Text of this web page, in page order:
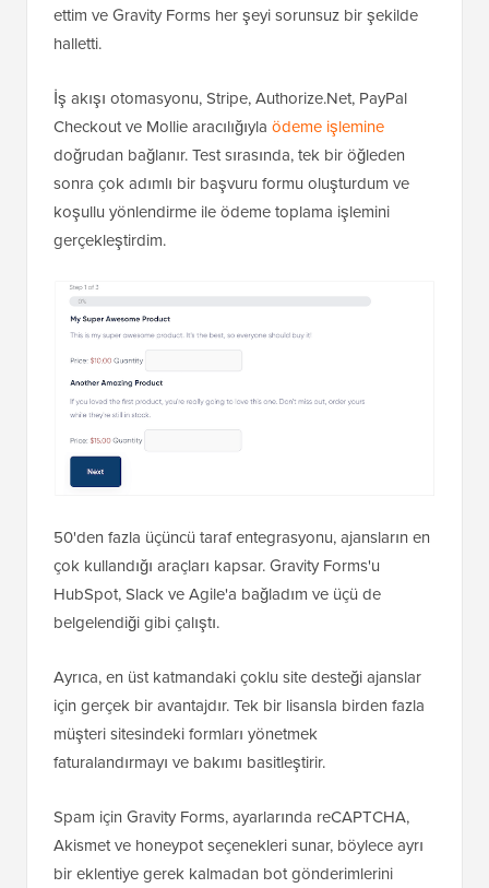
ettim ve Gravity Forms her şeyi sorunsuz bir şekilde
halletti.
İş akışı otomasyonu, Stripe, Authorize.Net, PayPal
Checkout ve Mollie aracılığıyla ödeme işlemine
doğrudan bağlanır. Test sırasında, tek bir öğleden
sonra çok adımlı bir başvuru formu oluşturdum ve
koşullu yönlendirme ile ödeme toplama işlemini
gerçekleştirdim.
50'den fazla üçüncü taraf entegrasyonu, ajansların en
çok kullandığı araçları kapsar. Gravity Forms'u
HubSpot, Slack ve Agile'a bağladım ve üçü de
belgelendiği gibi çalıştı.
Ayrıca, en üst katmandaki çoklu site desteği ajanslar
için gerçek bir avantajdır. Tek bir lisansla birden fazla
müşteri sitesindeki formları yönetmek
faturalandırmayı ve bakımı basitleştirir.
Spam için Gravity Forms, ayarlarında reCAPTCHA,
Akismet ve honeypot seçenekleri sunar, böylece ayrı
bir eklentiye gerek kalmadan bot gönderimlerini